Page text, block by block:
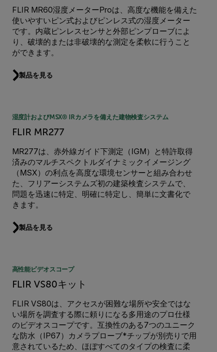
FLIR MR60湿度メーターProは、高度な機能を備えた
使いやすいピン式およびピンレス式の湿度メーター
です。内蔵ピンレスセンサと外部ピンプローブによ
り、破壊的または非破壊的な測定を柔軟に行うこと
ができます。
製品を見る
湿度計およびMSX® IRカメラを備えた建物検査システム
FLIR MR277
MR277は、赤外線ガイド下測定（IGM）と特許取得
済みのマルチスペクトルダイナミックイメージング
（MSX）の利点を高度な環境センサーと組み合わせ
た、フリアーシステムズ初の建築検査システムで、
問題を迅速に特定、明確に特定し、簡単に文書化で
きます。
製品を見る
高性能ビデオスコープ
FLIR VS80キット
FLIR VS80は、アクセスが困難な場所や安全ではな
い場所を調査する際に頼りになる多用途のプロ仕様
のビデオスコープです。互換性のある7つのユニーク
な防水（IP67）カメラプローブ*チップが別売りで用
意されているため、ほぼすべてのタイプの検査に柔